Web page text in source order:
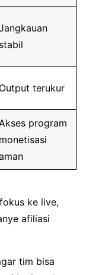
stabil
Output terukur
program
monetisasi
ke live,
afiliasi
tim bisa